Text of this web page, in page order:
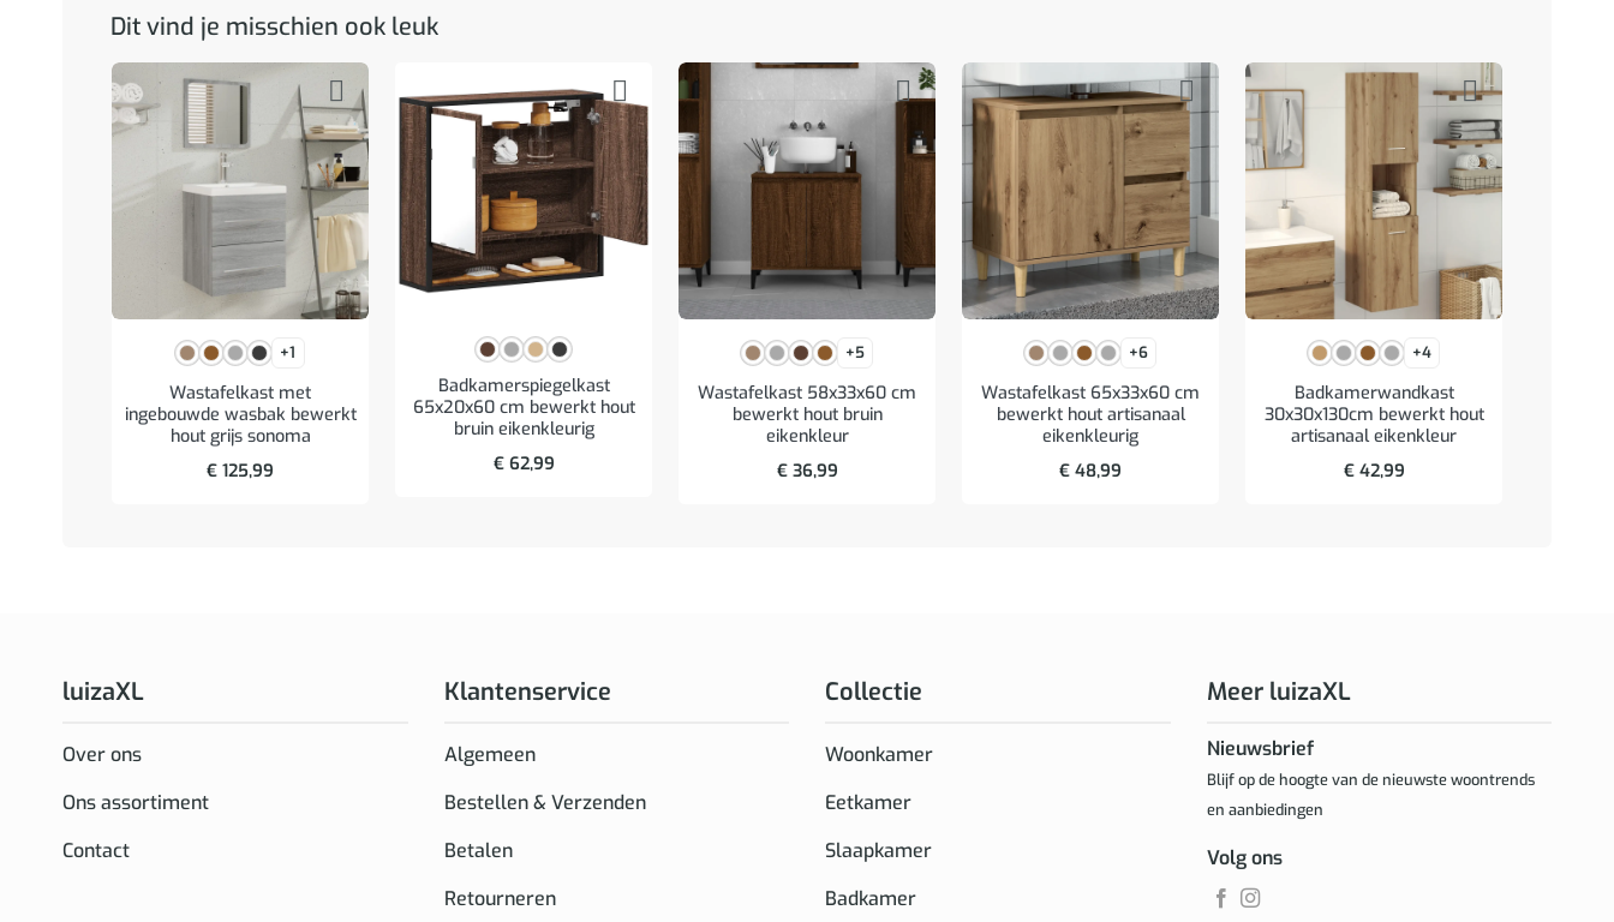
Dit vind je misschien ook leuk
+1
Wastafelkast met
ingebouwde wasbak bewerkt
hout grijs sonoma
€ 125,99
Badkamerspiegelkast
65x20x60 cm bewerkt hout
bruin eikenkleurig
€62,99
+5
Wastafelkast 58x33x60 cm
bewerkt hout bruin
eikenkleur
€36,99
+6
Wastafelkast 65x33x60 cm
bewerkt hout artisanaal
eikenkleurig
€ 48,99
+4
Badkamerwandkast
30x30x130cm bewerkt hout
artisanaal eikenkleur
€42,99
luizaXL
Over ons
Ons assortiment
Contact
Klantenservice
Algemeen
Bestellen & Verzenden
Betalen
Retourneren
Collectie
Woonkamer
Eetkamer
Slaapkamer
Badkamer
Meer luizaXL
Nieuwsbrief
Blijf op de hoogte van de nieuwste woontrends
en aanbiedingen
Volg ons